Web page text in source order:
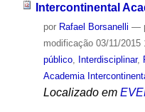
Intercontinental
por Rafael Borsanelli —
modificação03/11/2015
público, Interdisciplinar,
Academia
Localizado em